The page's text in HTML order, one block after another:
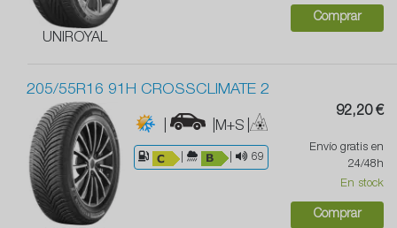
UNIROYAL
Comprar
205/55R16 91H CROSSCLIMATE 2
| |M+S |
69
92,20 €
Envío gratis en
24/48h
En stock
Comprar